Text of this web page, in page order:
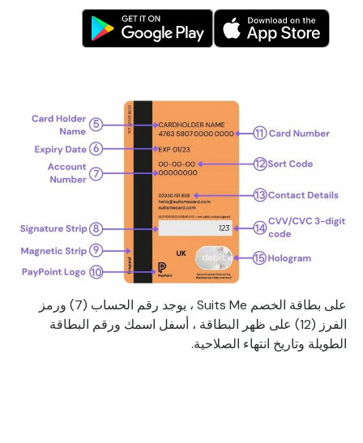
على بطاقة الخصم Suits Me ، يوجد رقم الحساب (7) ورمز
الفرز (12) على ظهر البطاقة ، أسفل اسمك ورقم البطاقة
الطويلة وتاريخ انتهاء الصلاحية.